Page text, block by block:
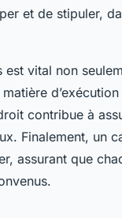
et de stipuler,
est vital non
contribue à
Finalement, un
assurant que